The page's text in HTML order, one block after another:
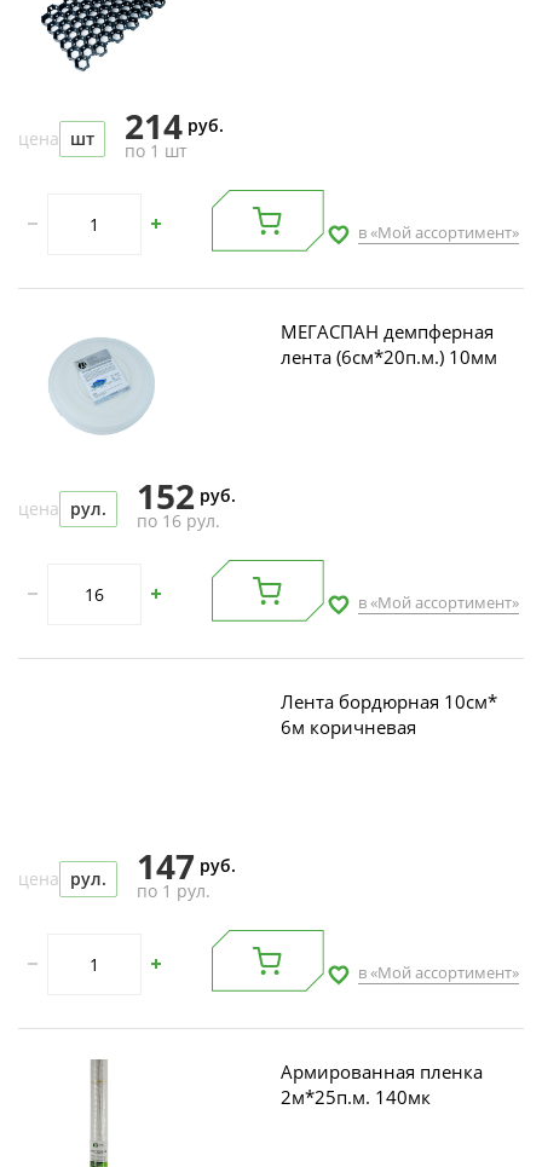
цена шт 214 руб.
по 1 шт
в «Мой ассортимент»
МЕГАСПАН демпферная
лента (6см*20п.м.) 10мм
цена рул. 152 руб.
по 16 рул.
в «Мой ассортимент»
Лента бордюрная 10см*
6м коричневая
цена рул. 147 руб.
по 1 рул.
в «Мой ассортимент»
Армированная пленка
2м*25п.м. 140мк